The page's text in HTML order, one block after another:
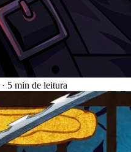
· 5 min de leitura